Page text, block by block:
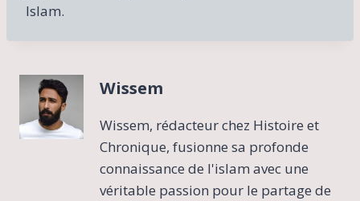
Islam.
Wissem
Wissem, rédacteur chez Histoire et
Chronique, fusionne sa profonde
connaissance de l'islam avec une
véritable passion pour le partage de